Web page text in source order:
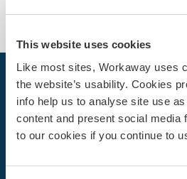
This website uses cookies
Like most sites, Workaway uses
the website’s usability. Cookies
info help us to analyse site use
content and present social media
to our cookies if you continue to
Tu próxima aventura
Únete hoy mismo a la comunidad
desbloquear experiencias de viaje